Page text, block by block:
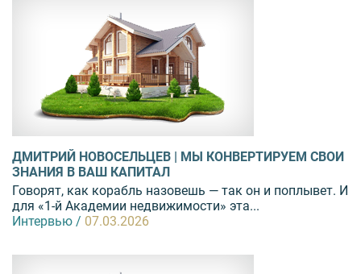
ДМИТРИЙ НОВОСЕЛЬЦЕВ | МЫ КОНВЕРТИРУЕМ СВОИ
ЗНАНИЯ В ВАШ КАПИТАЛ
Говорят, как корабль назовешь — так он и поплывет. И
для «1-й Академии недвижимости» эта...
Интервью / 07.03.2026